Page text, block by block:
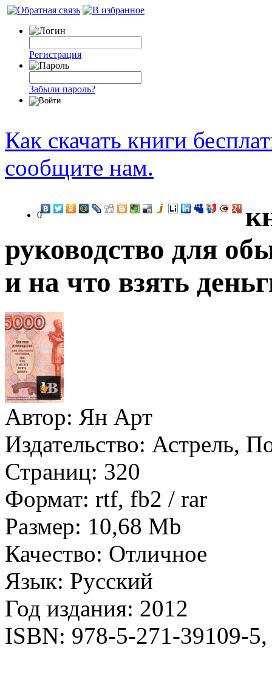
Регистрация
Забыли пароль?
Как скачать книги
сообщите нам.
0
руководство для
и на что взять
Автор: Ян Арт
Издательство: Астрель,
Страниц: 320
Формат: rtf, fb2 / rar
Размер: 10,68 Mb
Качество: Отличное
Язык: Русский
Год издания: 2012
ISBN: 978-5-271-39109-